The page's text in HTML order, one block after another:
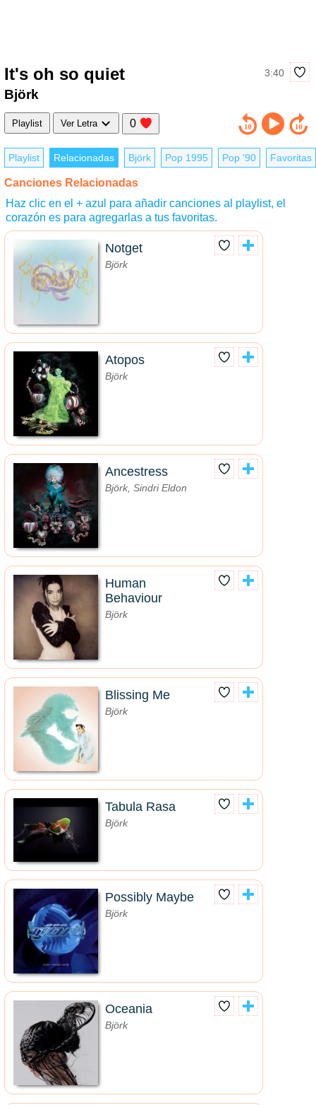
It's oh so quiet 3:40
Björk
Playlist Ver Letra 0
Playlist Relacionadas Björk Pop 1995 Pop '90 Favoritas
Canciones Relacionadas
Haz clic en el + azul para añadir canciones al playlist, el
corazón es para agregarlas a tus favoritas.
Notget
Björk
Atopos
Björk
Ancestress
Björk, Sindri Eldon
Human
Behaviour
Björk
Blissing Me
Björk
Tabula Rasa
Björk
Possibly Maybe
Björk
Oceania
Björk